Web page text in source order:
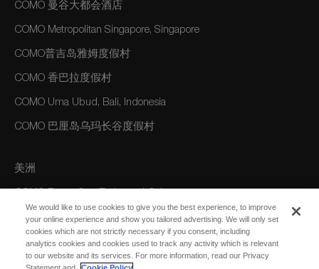
COMO 曼谷大都会酒店
COMO Metropolitan Singapore, Singapore
COMO普吉岛雅姆度假村
COMO 香巴拉度假村
COMO Uma Ubud, Bali, Indonesia
COMO 巴厘岛乌玛长谷度假村
美洲
澳大利亚/大洋洲
COMO The Treasury, Perth
We would like to use cookies to give you the best experience, to improve
your online experience and show you tailored advertising. We will only set
cookies which are not strictly necessary if you consent, including
analytics cookies and cookies used to track any activity which is relevant
to our website and its services. For more information, read our Privacy